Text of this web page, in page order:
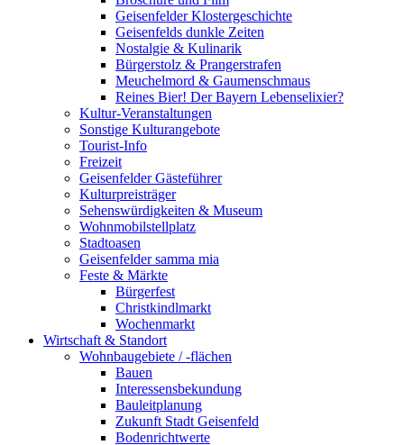
Geisenfelder Klostergeschichte
Geisenfelds dunkle Zeiten
Nostalgie & Kulinarik
Bürgerstolz & Prangerstrafen
Meuchelmord & Gaumenschmaus
Reines Bier! Der Bayern Lebenselixier?
Kultur-Veranstaltungen
Sonstige Kulturangebote
Tourist-Info
Freizeit
Geisenfelder Gästeführer
Kulturpreisträger
Sehenswürdigkeiten & Museum
Wohnmobilstellplatz
Stadtoasen
Geisenfelder samma mia
Feste & Märkte
Bürgerfest
Christkindlmarkt
Wochenmarkt
Wirtschaft & Standort
Wohnbaugebiete / -flächen
Bauen
Interessensbekundung
Bauleitplanung
Zukunft Stadt Geisenfeld
Bodenrichtwerte